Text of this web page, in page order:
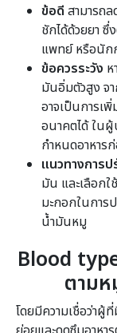
ข้อดี สามารถ
ชักได้ด้วยยา
แพทย์ หรือนัก
ข้อควรระวัง
มันอิ่มตัวสูง จ
อาจเป็นการเ
อนาคตได้ ใน
กำหนดอาหาร
แนวทางการป
มัน และเลือก
มะกอกในการ
น้ำมันหมู
Blood
ตามห
โดยมีความเชื่อว่าผู้